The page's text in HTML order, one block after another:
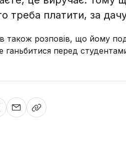
треба платити, за
також розповів, що йому
ганьбитися перед